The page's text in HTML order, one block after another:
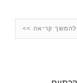
להמשך קריאה >>